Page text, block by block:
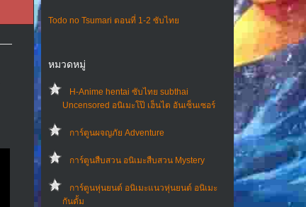
Todo no Tsumari ตอนที่ 1-2 ซับไทย
หมวดหมู่
H-Anime hentai ซับไทย subthai
Uncensored อนิเมะโป๊ เฮ็นไต อันเซ็นเซอร์
การ์ตูนผจญภัย Adventure
การ์ตูนสืบสวน อนิเมะสืบสวน Mystery
การ์ตูนหุ่นยนต์ อนิเมะแนวหุ่นยนต์ อนิเมะ
กันดั้ม